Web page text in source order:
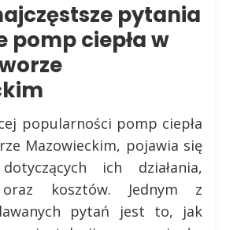
pytania
pomp ciepła w
popularności pomp ciepła
Mazowieckim, pojawia się
ich działania,
oraz kosztów. Jednym z
pytań jest to, jak